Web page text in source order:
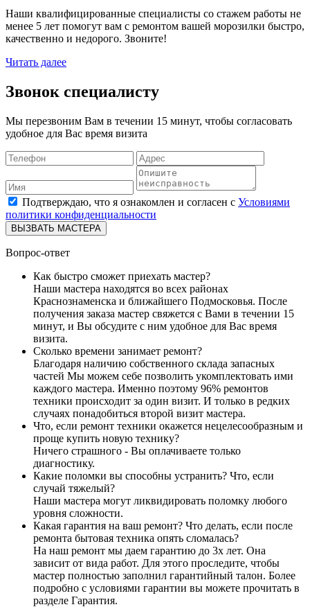
Наши квалифицированные специалисты со стажем работы не
менее 5 лет помогут вам с ремонтом вашей морозилки быстро,
качественно и недорого. Звоните!
Читать далее
Звонок специалисту
Мы перезвоним Вам в течении 15 минут, чтобы согласовать
удобное для Вас время визита
Подтверждаю, что я ознакомлен и согласен с Условиями
политики конфиденциальности
ВЫЗВАТЬ МАСТЕРА
Вопрос-ответ
Как быстро сможет приехать мастер?
Наши мастера находятся во всех районах
Краснознаменска и ближайшего Подмосковья. После
получения заказа мастер свяжется с Вами в течении 15
минут, и Вы обсудите с ним удобное для Вас время
визита.
Сколько времени занимает ремонт?
Благодаря наличию собственного склада запасных
частей Мы можем себе позволить укомплектовать ими
каждого мастера. Именно поэтому 96% ремонтов
техники происходит за один визит. И только в редких
случаях понадобиться второй визит мастера.
Что, если ремонт техники окажется нецелесообразным и
проще купить новую технику?
Ничего страшного - Вы оплачиваете только
диагностику.
Какие поломки вы способны устранить? Что, если
случай тяжелый?
Наши мастера могут ликвидировать поломку любого
уровня сложности.
Какая гарантия на ваш ремонт? Что делать, если после
ремонта бытовая техника опять сломалась?
На наш ремонт мы даем гарантию до 3х лет. Она
зависит от вида работ. Для этого проследите, чтобы
мастер полностью заполнил гарантийный талон. Более
подробно с условиями гарантии вы можете прочитать в
разделе Гарантия.